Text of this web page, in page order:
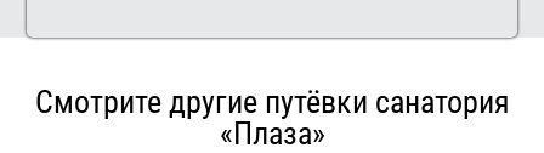
Смотрите другие путёвки санатория
«Плаза»